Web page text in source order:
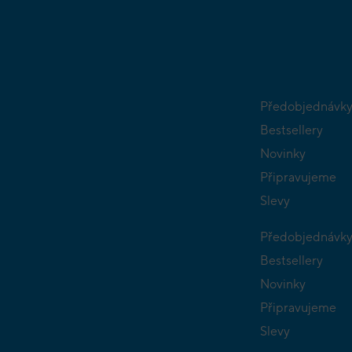
Předobjednávky
Bestsellery
Novinky
Připravujeme
Slevy
Předobjednávky
Bestsellery
Novinky
Připravujeme
Slevy